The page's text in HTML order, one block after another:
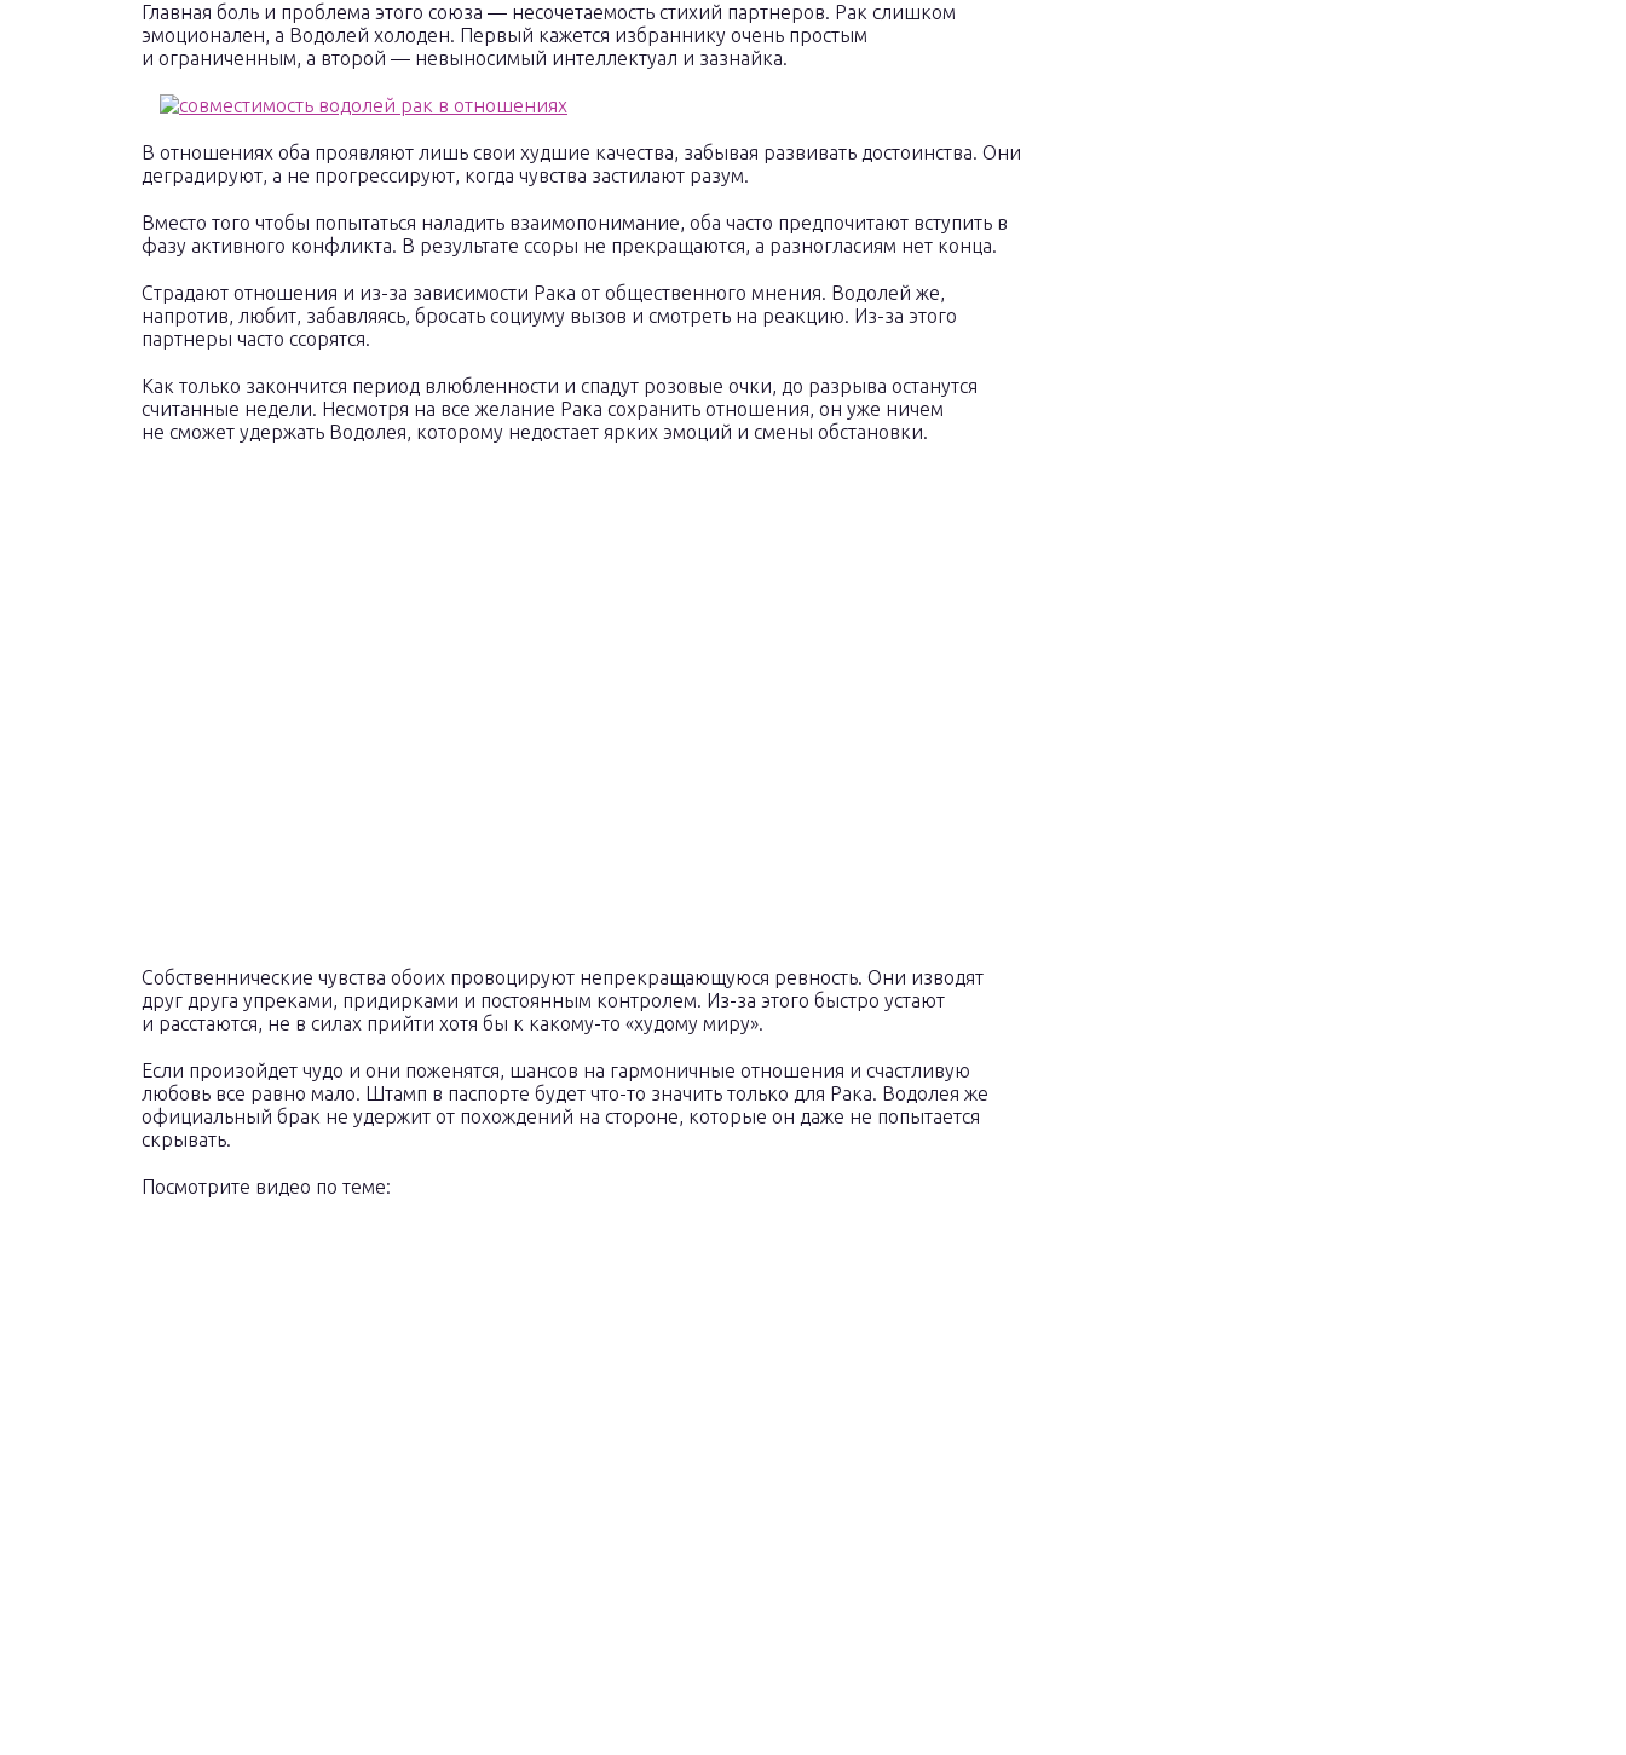
Главная боль и проблема этого союза — несочетаемость стихий партнеров. Рак слишком
эмоционален, а Водолей холоден. Первый кажется избраннику очень простым
и ограниченным, а второй — невыносимый интеллектуал и зазнайка.
В отношениях оба проявляют лишь свои худшие качества, забывая развивать достоинства. Они
деградируют, а не прогрессируют, когда чувства застилают разум.
Вместо того чтобы попытаться наладить взаимопонимание, оба часто предпочитают вступить в
фазу активного конфликта. В результате ссоры не прекращаются, а разногласиям нет конца.
Страдают отношения и из-за зависимости Рака от общественного мнения. Водолей же,
напротив, любит, забавляясь, бросать социуму вызов и смотреть на реакцию. Из-за этого
партнеры часто ссорятся.
Как только закончится период влюбленности и спадут розовые очки, до разрыва останутся
считанные недели. Несмотря на все желание Рака сохранить отношения, он уже ничем
не сможет удержать Водолея, которому недостает ярких эмоций и смены обстановки.
Собственнические чувства обоих провоцируют непрекращающуюся ревность. Они изводят
друг друга упреками, придирками и постоянным контролем. Из-за этого быстро устают
и расстаются, не в силах прийти хотя бы к какому-то «худому миру».
Если произойдет чудо и они поженятся, шансов на гармоничные отношения и счастливую
любовь все равно мало. Штамп в паспорте будет что-то значить только для Рака. Водолея же
официальный брак не удержит от похождений на стороне, которые он даже не попытается
скрывать.
Посмотрите видео по теме: